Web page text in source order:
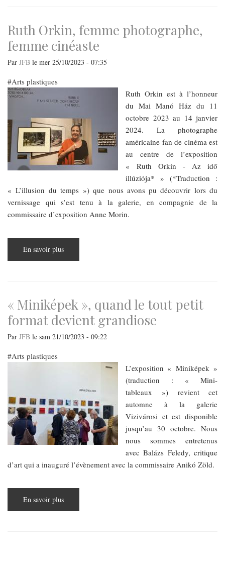
Ruth Orkin, femme photographe,
femme cinéaste
Par JFB le mer 25/10/2023 - 07:35
Arts plastiques
Ruth Orkin est à l’honneur
du Mai Manó Ház du 11
octobre 2023 au 14 janvier
2024. La photographe
américaine fan de cinéma est
au centre de l’exposition
« Ruth Orkin - Az idő
illúziója* » (*Traduction :
« L’illusion du temps ») que nous avons pu découvrir lors du
vernissage qui s’est tenu à la galerie, en compagnie de la
commissaire d’exposition Anne Morin.
En savoir plus
Orkin,
« Miniképek », quand le tout petit
format devient grandiose
Par JFB le sam 21/10/2023 - 09:22
Arts plastiques
L’exposition « Miniképek »
(traduction : « Mini-
tableaux ») revient cet
automne à la galerie
Vizivárosi et est disponible
jusqu’au 30 octobre. Nous
nous sommes entretenus
avec Balázs Feledy, critique
d’art qui a inauguré l’évènement avec la commissaire Anikó Zöld.
En savoir plus
quand